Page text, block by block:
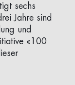
sechs
Jahre sind
und
«100